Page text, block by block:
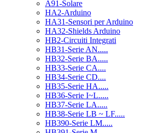
A91-Solare
HA2-Arduino
HA31-Sensori per Arduino
HA32-Shields Arduino
HB2-Circuiti Integrati
HB31-Serie AN.....
HB32-Serie BA.....
HB33-Serie CA....
HB34-Serie CD....
HB35-Serie HA.....
HB36-Serie I~L.....
HB37-Serie LA.....
HB38-Serie LB ~ LF.....
HB390-Serie LM.....